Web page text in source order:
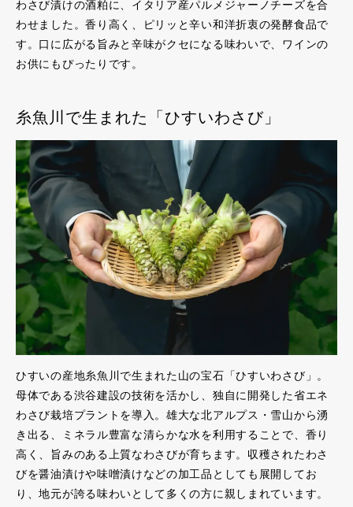
わさび漬けの酒粕に、イタリア産パルメジャーノチーズを合
わせました。香り高く、ピリッと辛い和洋折衷の発酵食品で
す。口に広がる旨みと辛味がクセになる味わいで、ワインの
お供にもぴったりです。
糸魚川で生まれた「ひすいわさび」
ひすいの産地糸魚川で生まれた山の宝石「ひすいわさび」。
母体である渋谷建設の技術を活かし、独自に開発した省エネ
わさび栽培プラントを導入。雄大な北アルプス・雪山から湧
き出る、ミネラル豊富な清らかな水を利用することで、香り
高く、旨みのある上質なわさびが育ちます。収穫されたわさ
びを醤油漬けや味噌漬けなどの加工品としても展開してお
り、地元が誇る味わいとして多くの方に親しまれています。